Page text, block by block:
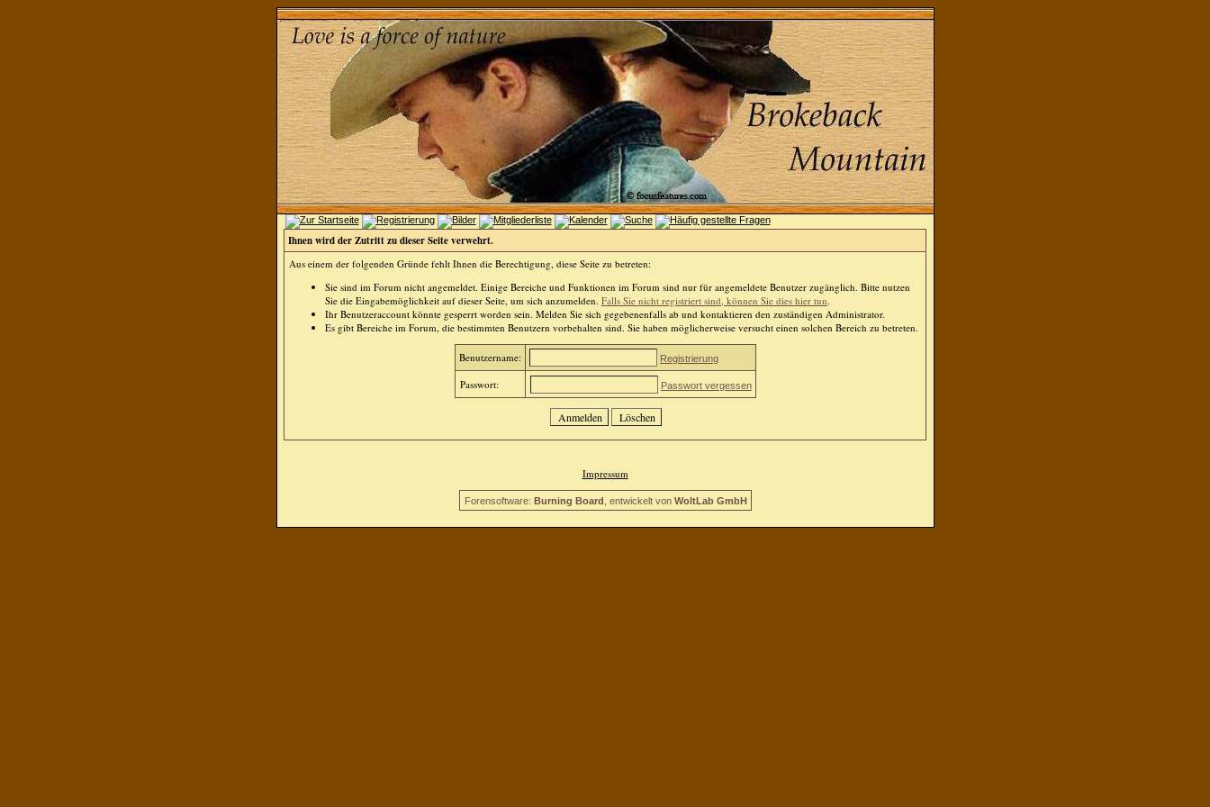
Ihnen wird der Zutritt zu dieser Seite verwehrt.
Aus einem der folgenden Gründe fehlt Ihnen die Berechtigung, diese Seite zu betreten:
Sie sind im Forum nicht angemeldet. Einige Bereiche und Funktionen im Forum sind nur für angemeldete Benutzer zugänglich. Bitte nutzen
Sie die Eingabemöglichkeit auf dieser Seite, um sich anzumelden. Falls Sie nicht registriert sind, können Sie dies hier tun.
Ihr Benutzeraccount könnte gesperrt worden sein. Melden Sie sich gegebenenfalls ab und kontaktieren den zuständigen Administrator.
Es gibt Bereiche im Forum, die bestimmten Benutzern vorbehalten sind. Sie haben möglicherweise versucht einen solchen Bereich zu betreten.
Benutzername: Registrierung
Passwort: Passwort vergessen
Impressum
Forensoftware: Burning Board , entwickelt von WoltLab GmbH